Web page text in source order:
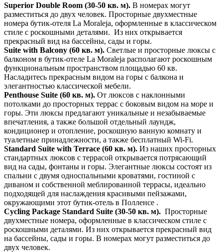
Superior Double Room (30-50 кв. м). В номерах могут
разместиться до двух человек. Просторные двухместные
номера бутик-отеля La Moraleja, оформленные в классическом
стиле с роскошными деталями. Из них открывается
прекрасный вид на бассейны, сады и горы.
Suite with Balcony (60 кв. м). Светлые и просторные люксы с
балконом в бутик-отеле La Moraleja располагают роскошным
функциональным пространством площадью 60 кв.
Насладитесь прекрасным видом на горы с балкона и
элегантностью классической мебели.
Penthouse Suite (60 кв. м). От люксов с наклонными
потолками до просторных террас с боковым видом на море и
горы. Эти люксы предлагают уникальные и незабываемые
впечатления, а также большой отдельный лаундж,
кондиционер и отопление, роскошную ванную комнату и
туалетные принадлежности, а также бесплатный Wi-Fi.
Standard Suite with Terrace (60 кв. м). Из наших просторных
стандартных люксов с террасой открывается потрясающий
вид на сады, фонтаны и горы. Элегантные люксы состоят из
спальни с двумя односпальными кроватями, гостиной с
диваном и собственной меблированной террасы, идеально
подходящей для наслаждения красивыми пейзажами,
окружающими этот бутик-отель в Полленсе .
Cycling Package Standard Suite (30-50 кв. м). Просторные
двухместные номера, оформленные в классическом стиле с
роскошными деталями. Из них открывается прекрасный вид
на бассейны, сады и горы. В номерах могут разместиться до
двух человек.